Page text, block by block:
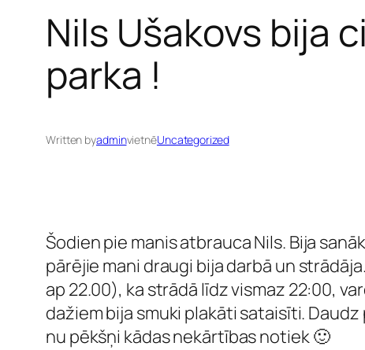
Nils Ušakovs bija
parka !
Written byadminvietnēUncategorized
Šodien pie manis atbrauca Nils. Bija
pārējie mani draugi bija darbā un strādāja.
ap 22.00), ka strādā līdz vismaz 22:00,
dažiem bija smuki plakāti sataisīti.
nu pēkšņi kādas nekārtības notiek 🙂